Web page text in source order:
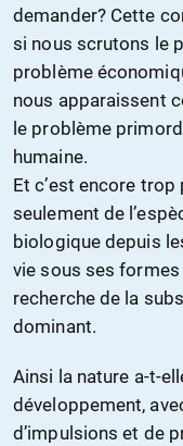
demander? Cette
si nous scrutons le
problème
nous apparaissent
le problème
humaine.
Et c’est encore trop
seulement de
biologique depuis
vie sous ses
recherche de la
dominant.
Ainsi la nature a-t-
développement,
d’impulsions et de